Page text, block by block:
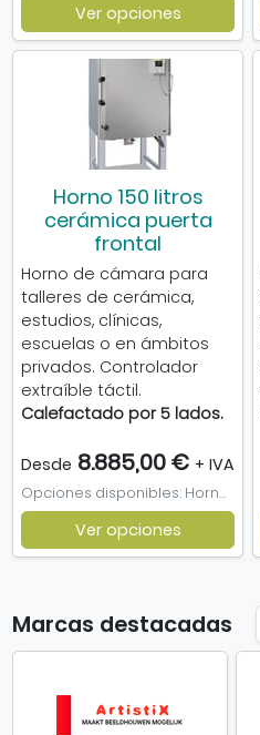
Ver opciones
Horno 150 litros
cerámica puerta
frontal
Horno de cámara para
talleres de cerámica,
estudios, clínicas,
escuelas o en ámbitos
privados. Controlador
extraíble táctil.
Calefactado por 5 lados.
Desde 8.885,00 € + IVA
Opciones disponibles: Horno Nabertherm 150 litros, Kit Refractario Horno 150 litros, Soporte con ruedas para horno, Soporte de altura especial
Ver opciones
Marcas destacadas